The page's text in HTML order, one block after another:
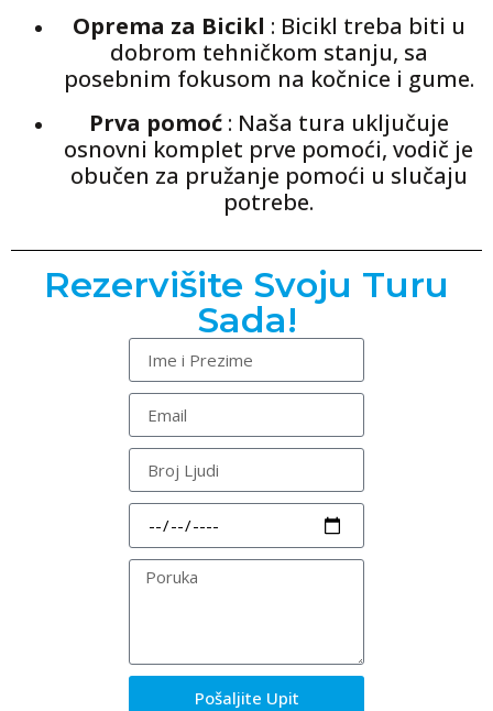
Oprema za Bicikl : Bicikl treba biti u
dobrom tehničkom stanju, sa
posebnim fokusom na kočnice i gume.
Prva pomoć: Naša tura uključuje
osnovni komplet prve pomoći, vodič je
obučen za pružanje pomoći u slučaju
potrebe.
Rezervišite Svoju Turu
Sada!
Pošaljite Upit